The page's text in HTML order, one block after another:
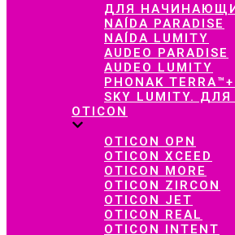
ДЛЯ
NAÍDA PARADISE
NAÍDA LUMITY
AUDEO PARADISE
AUDEO LUMITY
PHONAK
SKY LUMITY.
OTICON
OTICON OPN
OTICON XCEED
OTICON MORE
OTICON ZIRCON
OTICON JET
OTICON REAL
OTICON INTENT